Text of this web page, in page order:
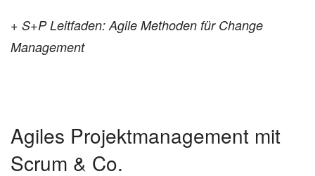
+ S+P Leitfaden: Agile Methoden für Change
Management
Agiles Projektmanagement mit
Scrum & Co.